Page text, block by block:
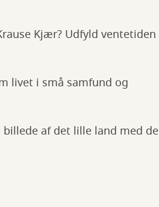
Kjær? Udfyld ventetiden
livet i små samfund og
af det lille land med de